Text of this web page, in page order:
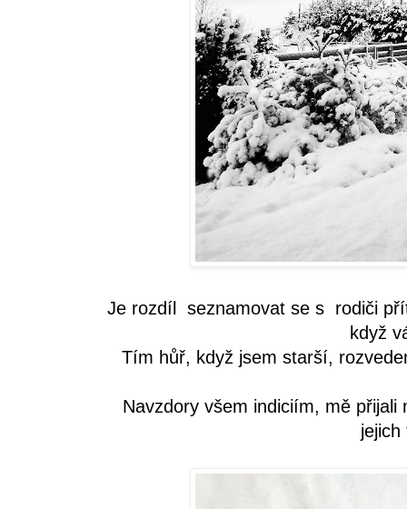
Je rozdíl seznamovat se s rodiči
když
Tím hůř, když jsem starší,
Navzdory všem indiciím, mě